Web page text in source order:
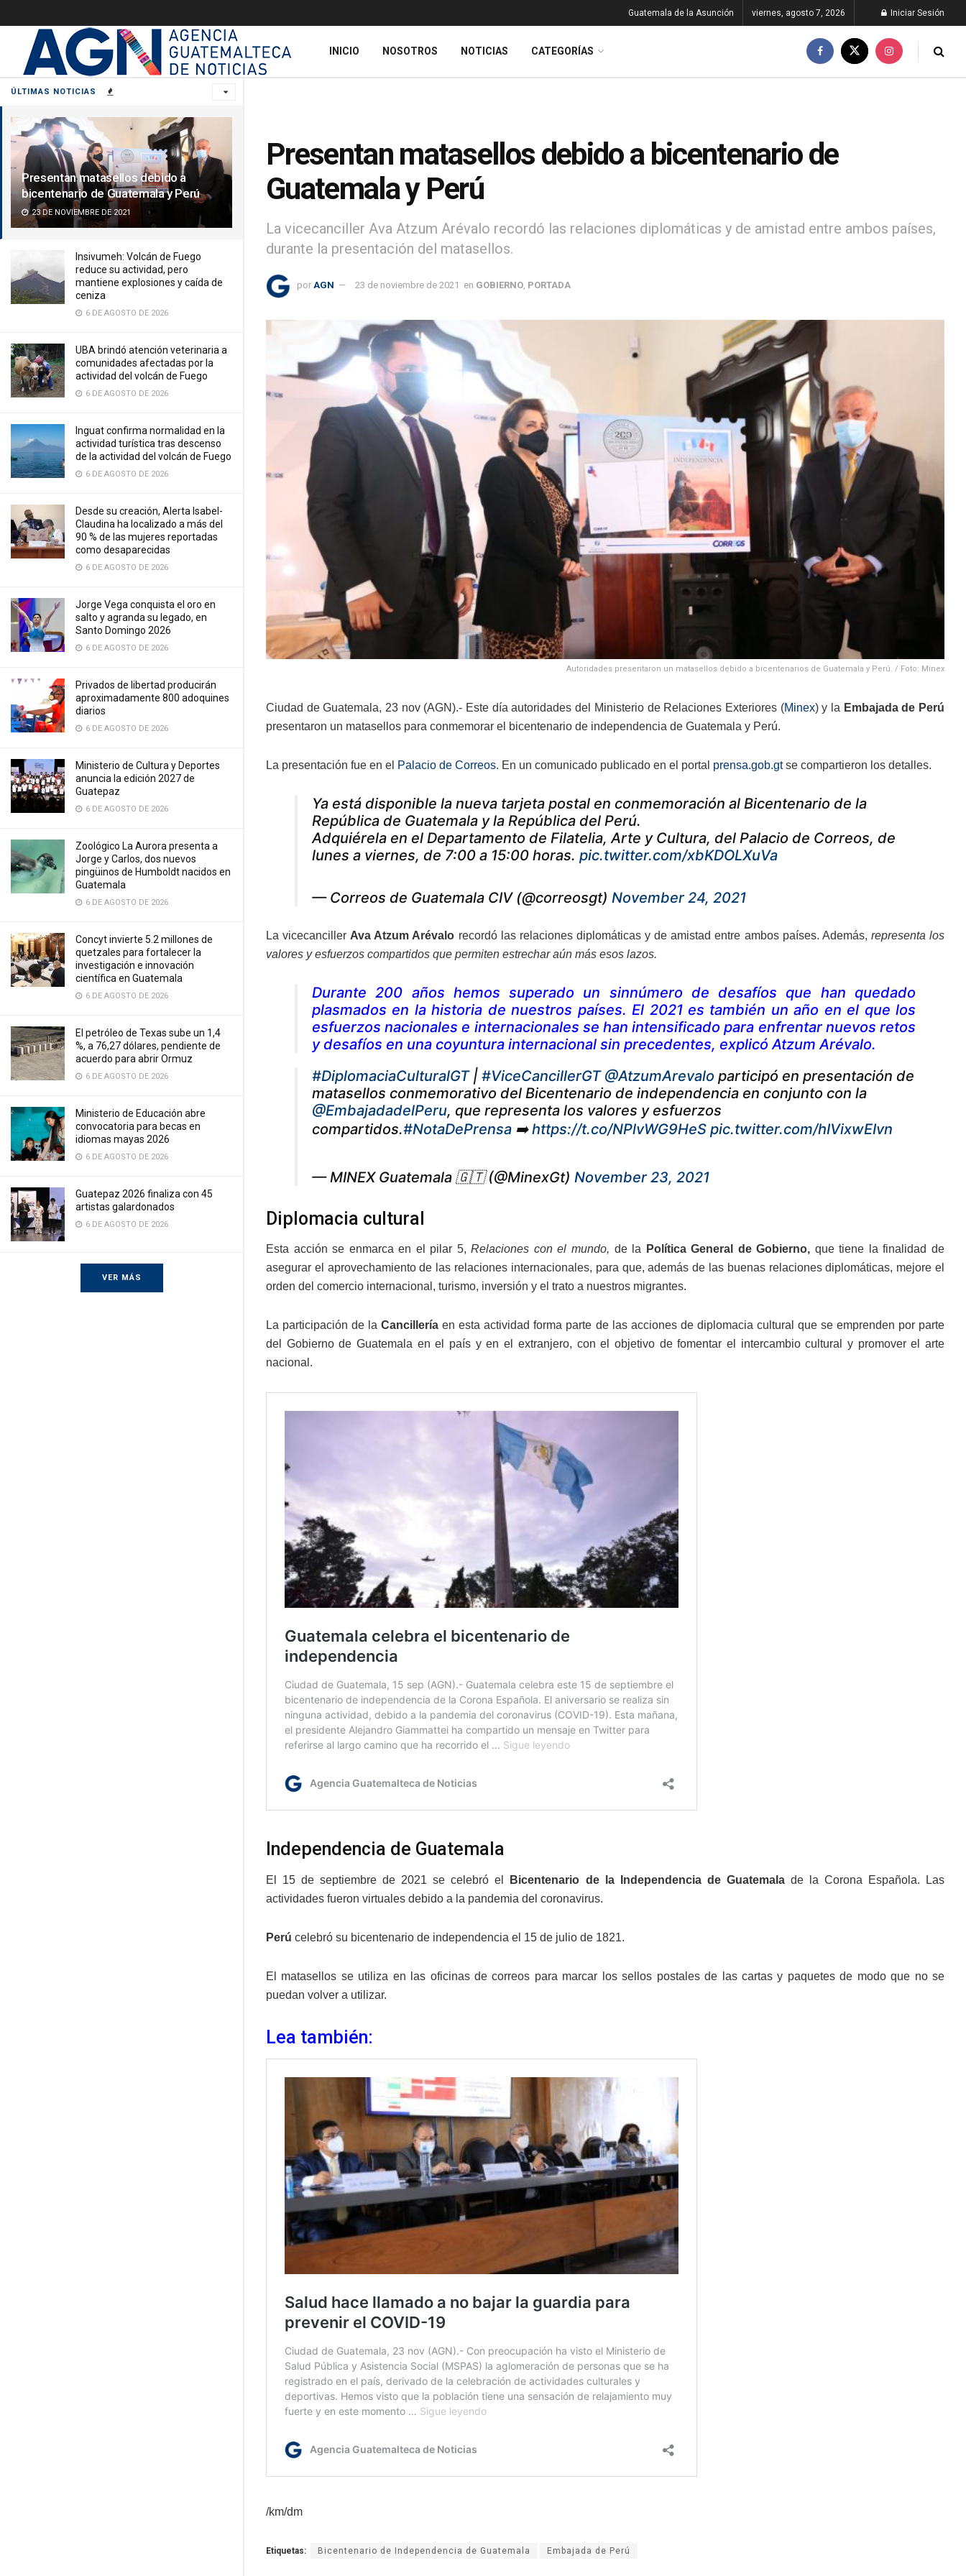
ÚLTIMAS NOTICIAS
Presentan matasellos debido a
bicentenario de Guatemala y Perú
23 DE NOVIEMBRE DE 2021
Insivumeh: Volcán de Fuego
reduce su actividad, pero
mantiene explosiones y caída de
ceniza
6 DE AGOSTO DE 2026
UBA brindó atención veterinaria a
comunidades afectadas por la
actividad del volcán de Fuego
6 DE AGOSTO DE 2026
Inguat confirma normalidad en la
actividad turística tras descenso
de la actividad del volcán de Fuego
6 DE AGOSTO DE 2026
Desde su creación, Alerta Isabel-
Claudina ha localizado a más del
90 % de las mujeres reportadas
como desaparecidas
6 DE AGOSTO DE 2026
Jorge Vega conquista el oro en
salto y agranda su legado, en
Santo Domingo 2026
6 DE AGOSTO DE 2026
Privados de libertad producirán
aproximadamente 800 adoquines
diarios
6 DE AGOSTO DE 2026
Ministerio de Cultura y Deportes
anuncia la edición 2027 de
Guatepaz
6 DE AGOSTO DE 2026
Zoológico La Aurora presenta a
Jorge y Carlos, dos nuevos
pingüinos de Humboldt nacidos en
Guatemala
6 DE AGOSTO DE 2026
Concyt invierte 5.2 millones de
quetzales para fortalecer la
investigación e innovación
científica en Guatemala
6 DE AGOSTO DE 2026
El petróleo de Texas sube un 1,4
%, a 76,27 dólares, pendiente de
acuerdo para abrir Ormuz
6 DE AGOSTO DE 2026
Ministerio de Educación abre
convocatoria para becas en
idiomas mayas 2026
6 DE AGOSTO DE 2026
Guatepaz 2026 finaliza con 45
artistas galardonados
6 DE AGOSTO DE 2026
VER MÁS
Guatemala de la Asunción viernes, agosto 7, 2026 Iniciar Sesión
INICIO NOSOTROS NOTICIAS CATEGORÍAS
Presentan matasellos debido a bicentenario de
Guatemala y Perú
La vicecanciller Ava Atzum Arévalo recordó las relaciones diplomáticas y de amistad entre ambos países,
durante la presentación del matasellos.
por AGN 23 de noviembre de 2021 en GOBIERNO PORTADA
Autoridades presentaron un matasellos debido a bicentenarios de Guatemala y Perú. / Foto: Minex
Ciudad de Guatemala, 23 nov (AGN).- Este día autoridades del Ministerio de Relaciones Exteriores (Minex) y la Embajada de Perú
presentaron un matasellos para conmemorar el bicentenario de independencia de Guatemala y Perú.
La presentación fue en el Palacio de Correos. En un comunicado publicado en el portal prensa.gob.gtse compartieron los detalles.
Ya está disponible la nueva tarjeta postal en conmemoración al Bicentenario de la
República de Guatemala y la República del Perú.
Adquiérela en el Departamento de Filatelia, Arte y Cultura, del Palacio de Correos, de
lunes a viernes, de 7:00 a 15:00 horas. pic.twitter.com/xbKDOLXuVa
— Correos de Guatemala CIV (@correosgt) November 24, 2021
La vicecanciller Ava Atzum Arévalo recordó las relaciones diplomáticas y de amistad entre ambos países. Además, representa los
valores y esfuerzos compartidos que permiten estrechar aún más esos lazos.
Durante 200 años hemos superado un sinnúmero de desafíos que han quedado
plasmados en la historia de nuestros países. El 2021 es también un año en el que los
esfuerzos nacionales e internacionales se han intensificado para enfrentar nuevos retos
y desafíos en una coyuntura internacional sin precedentes, explicó Atzum Arévalo.
#DiplomaciaCulturalGT| #ViceCancillerGT @AtzumArevalo participó en presentación de
matasellos conmemorativo del Bicentenario de independencia en conjunto con la
@EmbajadadelPeru, que representa los valores y esfuerzos
compartidos.#NotaDePrensa ➡️https://t.co/NPlvWG9HeS pic.twitter.com/hIVixwEIvn
— MINEX Guatemala 🇬🇹 (@MinexGt) November 23, 2021
Diplomacia cultural
Esta acción se enmarca en el pilar 5,Relaciones con el mundo, de la Política General de Gobierno, que tiene la finalidad de
asegurar el aprovechamiento de las relaciones internacionales, para que, además de las buenas relaciones diplomáticas, mejore el
orden del comercio internacional, turismo, inversión y el trato a nuestros migrantes.
La participación de laCancillería en esta actividad forma parte de las acciones de diplomacia cultural que se emprenden por parte
del Gobierno de Guatemala en el país y en el extranjero, con el objetivo de fomentar el intercambio cultural y promover el arte
nacional.
Independencia de Guatemala
El 15 de septiembre de 2021 se celebró el Bicentenario de la Independencia de Guatemalade la Corona Española. Las
actividades fueron virtuales debido a la pandemia del coronavirus.
Perú celebró su bicentenario de independencia el 15 de julio de 1821.
El matasellos se utiliza en las oficinas de correos para marcar los sellos postales de las cartas y paquetes de modo que no se
puedan volver a utilizar.
Lea también:
/km/dm
Etiquetas: Bicentenario de Independencia de Guatemala Embajada de Perú